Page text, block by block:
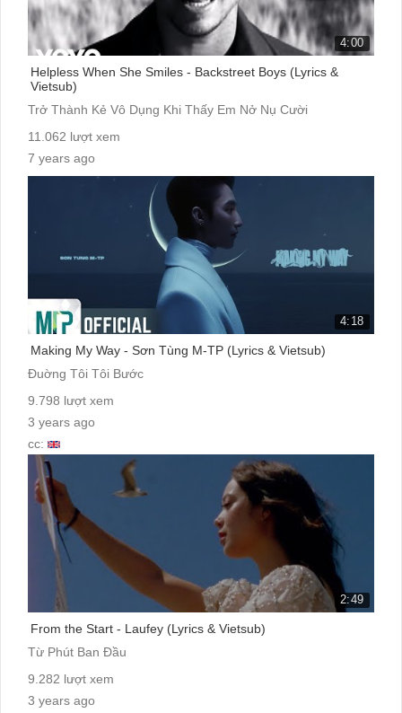
4:00
Helpless When She Smiles - Backstreet Boys (Lyrics &
Vietsub)
Trở Thành Kẻ Vô Dụng Khi Thấy Em Nở Nụ Cười
11.062 lượt xem
7 years ago
cc:
4:18
Making My Way - Sơn Tùng M-TP (Lyrics & Vietsub)
Đuờng Tôi Tôi Bước
9.798 lượt xem
3 years ago
cc:
2:49
From the Start - Laufey (Lyrics & Vietsub)
Từ Phút Ban Đầu
9.282 lượt xem
3 years ago